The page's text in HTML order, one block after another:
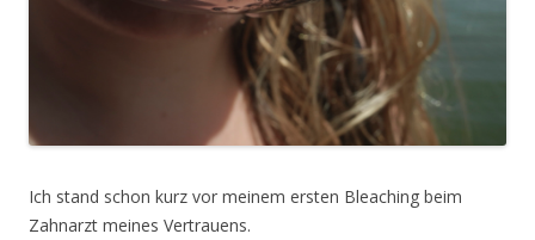
Ich stand schon kurz vor meinem ersten Bleaching beim
Zahnarzt meines Vertrauens.